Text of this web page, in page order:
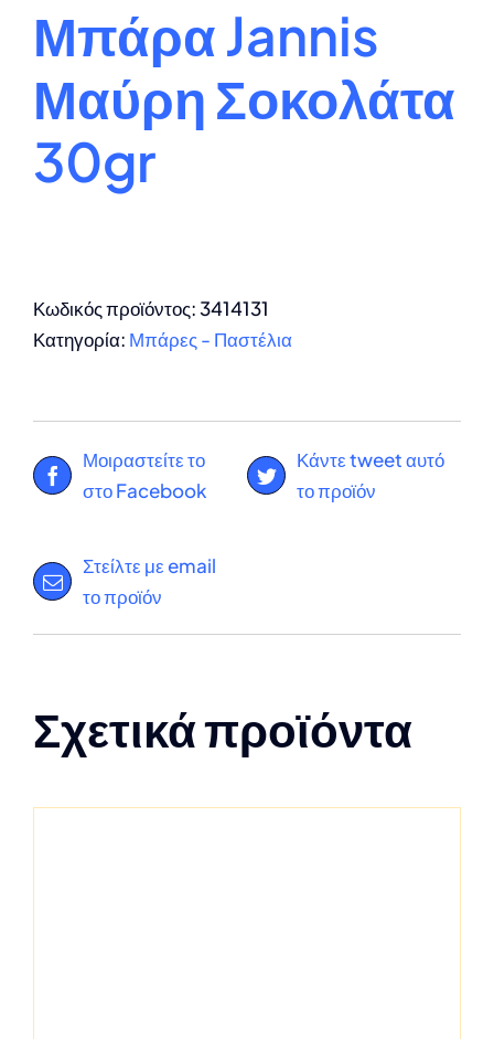
Μπάρα Jannis
Μαύρη Σοκολάτα
30gr
Κωδικός προϊόντος:3414131
Κατηγορία: Μπάρες - Παστέλια
Μοιραστείτε το
στο Facebook
Κάντε tweet αυτό
το προϊόν
Στείλτε με email
το προϊόν
Σχετικά προϊόντα